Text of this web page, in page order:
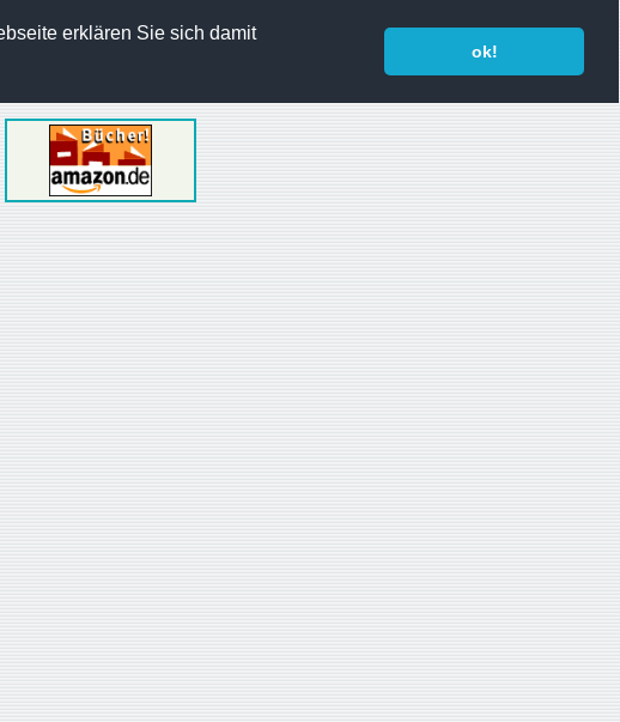
erklären Sie sich damit
ok!